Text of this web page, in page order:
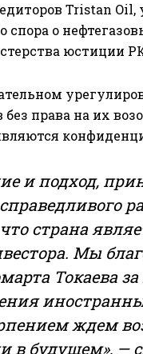
Tristan
о
юстиции
права на их
и подход,
страна
Мы
Токаеваза
ждем
в будущем», —